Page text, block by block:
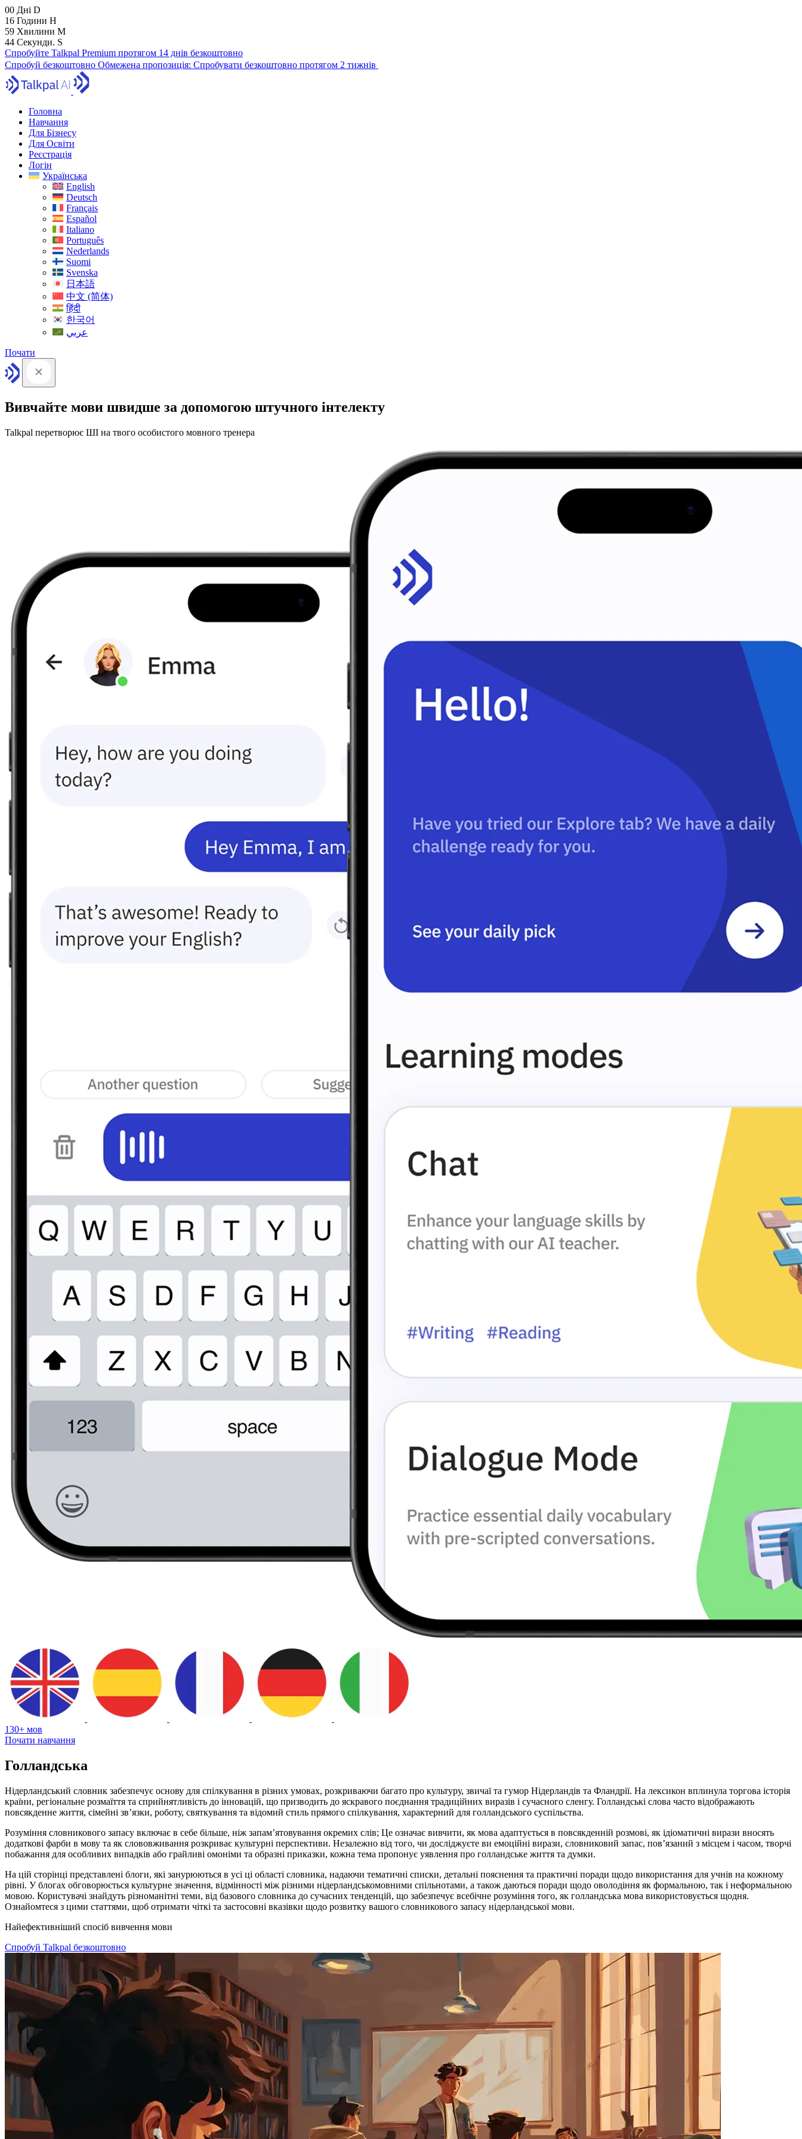
00 Дні D
16 Години H
59 Хвилини M
43 Секунди. S
Спробуйте Talkpal Premium протягом 14 днів безкоштовно
Спробуй безкоштовно Обмежена пропозиція: Спробувати безкоштовно протягом 2 тижнів
Головна
Навчання
Для Бізнесу
Для Освіти
Реєстрація
Логін
Українська
English
Deutsch
Français
Español
Italiano
Português
Nederlands
Suomi
Svenska
日本語
中文 (简体)
हिंदी
한국어
عربي
Почати
Вивчайте мови швидше за допомогою штучного інтелекту
Talkpal перетворює ШІ на твого особистого мовного тренера
130+ мов
Почати навчання
Голландська
Нідерландський словник забезпечує основу для спілкування в різних умовах, розкриваючи багато про культуру, звичаї та гумор Нідерландів та Фландрії. На лексикон вплинула торгова історія
країни, регіональне розмаїття та сприйнятливість до інновацій, що призводить до яскравого поєднання традиційних виразів і сучасного сленгу. Голландські слова часто відображають
повсякденне життя, сімейні зв’язки, роботу, святкування та відомий стиль прямого спілкування, характерний для голландського суспільства.
Розуміння словникового запасу включає в себе більше, ніж запам’ятовування окремих слів; Це означає вивчити, як мова адаптується в повсякденній розмові, як ідіоматичні вирази вносять
додаткові фарби в мову та як слововживання розкриває культурні перспективи. Незалежно від того, чи досліджуєте ви емоційні вирази, словниковий запас, пов’язаний з місцем і часом, творчі
побажання для особливих випадків або грайливі омоніми та образні приказки, кожна тема пропонує уявлення про голландське життя та думки.
На цій сторінці представлені блоги, які занурюються в усі ці області словника, надаючи тематичні списки, детальні пояснення та практичні поради щодо використання для учнів на кожному
рівні. У блогах обговорюється культурне значення, відмінності між різними нідерландськомовними спільнотами, а також даються поради щодо оволодіння як формальною, так і неформальною
мовою. Користувачі знайдуть різноманітні теми, від базового словника до сучасних тенденцій, що забезпечує всебічне розуміння того, як голландська мова використовується щодня.
Ознайомтеся з цими статтями, щоб отримати чіткі та застосовні вказівки щодо розвитку вашого словникового запасу нідерландської мови.
Найефективніший спосіб вивчення мови
Спробуй Talkpal безкоштовно